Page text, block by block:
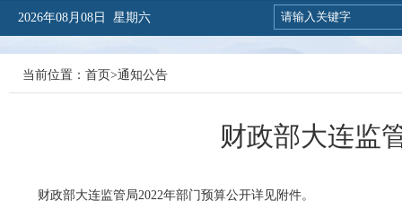
2026年08月08日 星期六
当前位置： 首页>通知公告
财政部大连监
财政部大连监管局2022年部门预算公开详见附件。